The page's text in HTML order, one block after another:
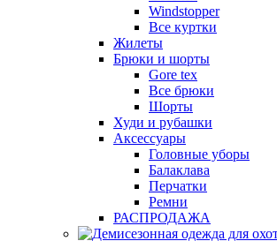
Windstopper
Все куртки
Жилеты
Брюки и шорты
Gore tex
Все брюки
Шорты
Худи и рубашки
Аксессуары
Головные уборы
Балаклава
Перчатки
Ремни
РАСПРОДАЖА